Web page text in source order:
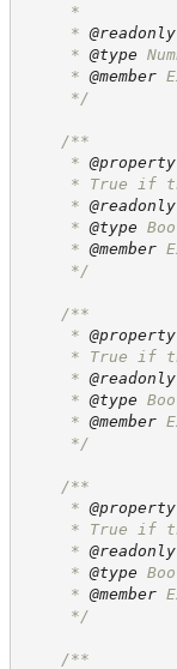
*
* @readonly
* @type
* @member
*/
/**
* @property
* True if the
* @readonly
* @type
* @member
*/
/**
* @property
* True if the
* @readonly
* @type
* @member
*/
/**
* @property
* True if the
* @readonly
* @type
* @member
*/
/**